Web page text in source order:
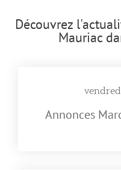
Découvrez
Mauriac
Annonces